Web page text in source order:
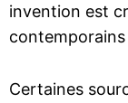
invention est
Certaines